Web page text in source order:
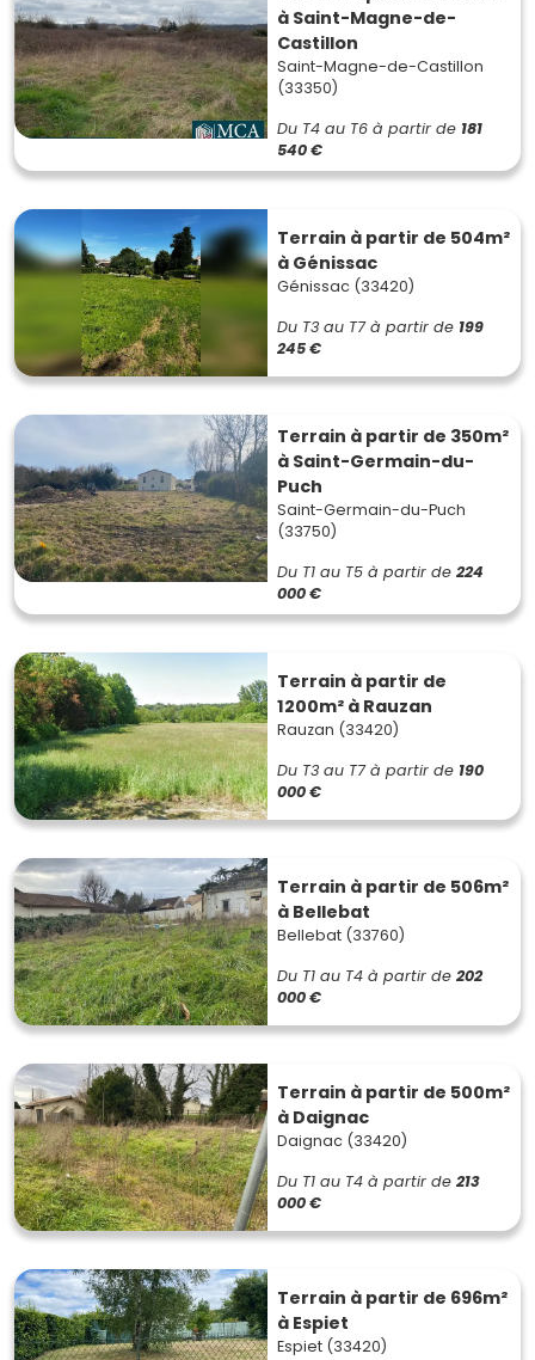
à Saint-Magne-de-
Castillon
Saint-Magne-de-Castillon
(33350)
Du T4 au T6 à partir de 181
540 €
Terrain à partir de 504m²
à Génissac
Génissac (33420)
Du T3 au T7 à partir de 199
245 €
Terrain à partir de 350m²
à Saint-Germain-du-
Puch
Saint-Germain-du-Puch
(33750)
Du T1 au T5 à partir de 224
000 €
Terrain à partir de
1200m² à Rauzan
Rauzan (33420)
Du T3 au T7 à partir de 190
000 €
Terrain à partir de 506m²
à Bellebat
Bellebat (33760)
Du T1 au T4 à partir de 202
000 €
Terrain à partir de 500m²
à Daignac
Daignac (33420)
Du T1 au T4 à partir de 213
000 €
Terrain à partir de 696m²
à Espiet
Espiet (33420)